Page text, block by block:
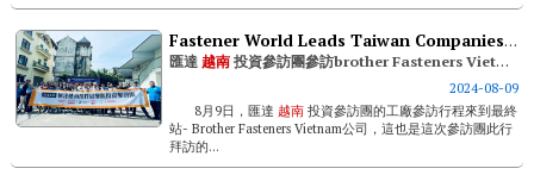
Fastener World Leads Taiwan Companies To Visit Brother Fasteners Vietnam
匯達越南投資參訪團參訪brother Fasteners Vietnam
2024-08-09
8月9日，匯達 越南投資參訪團的工廠參訪行程來到最終
站- Brother Fasteners Vietnam公司，這也是這次參訪團此行
拜訪的...